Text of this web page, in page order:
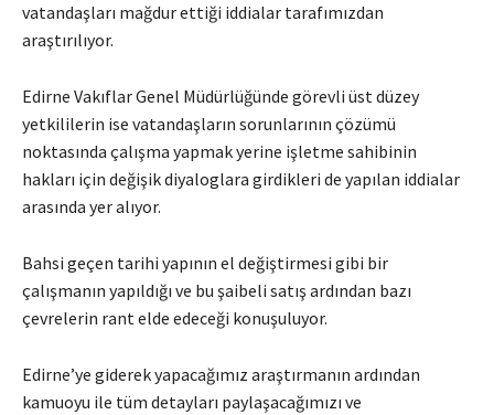
vatandaşları mağdur ettiği iddialar tarafımızdan
araştırılıyor.
Edirne Vakıflar Genel Müdürlüğünde görevli üst düzey
yetkililerin ise vatandaşların sorunlarının çözümü
noktasında çalışma yapmak yerine işletme sahibinin
hakları için değişik diyaloglara girdikleri de yapılan iddialar
arasında yer alıyor.
Bahsi geçen tarihi yapının el değiştirmesi gibi bir
çalışmanın yapıldığı ve bu şaibeli satış ardından bazı
çevrelerin rant elde edeceği konuşuluyor.
Edirne’ye giderek yapacağımız araştırmanın ardından
kamuoyu ile tüm detayları paylaşacağımızı ve